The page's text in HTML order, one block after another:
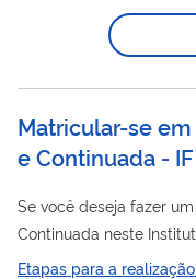
Educação (FNDE) no
descentralização de
Matricular-se
e Continuada -
Se você deseja fazer
Continuada neste
por meio deste serviço.
Etapas para a